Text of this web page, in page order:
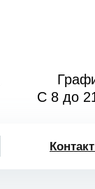
С 8 до